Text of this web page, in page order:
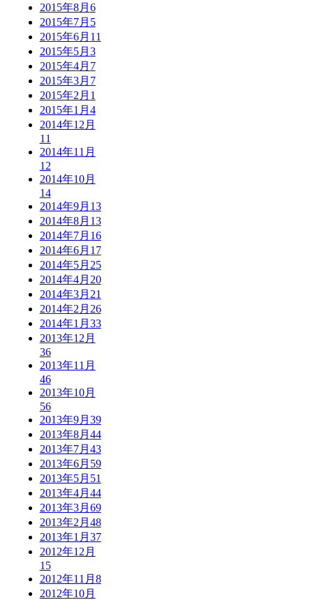
2015年8月 6
2015年7月 5
2015年6月 11
2015年5月 3
2015年4月 7
2015年3月 7
2015年2月 1
2015年1月 4
2014年12月
11
2014年11月
12
2014年10月
14
2014年9月 13
2014年8月 13
2014年7月 16
2014年6月 17
2014年5月 25
2014年4月 20
2014年3月 21
2014年2月 26
2014年1月 33
2013年12月
36
2013年11月
46
2013年10月
56
2013年9月 39
2013年8月 44
2013年7月 43
2013年6月 59
2013年5月 51
2013年4月 44
2013年3月 69
2013年2月 48
2013年1月 37
2012年12月
15
2012年11月 8
2012年10月